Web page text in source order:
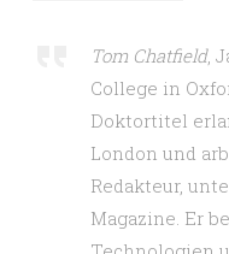
Tom Chatfield,
College in
Doktortitel
London und
Redakteur,
Magazine. Er